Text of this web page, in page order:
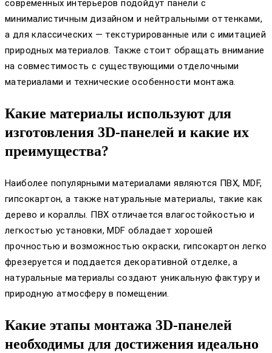
современных интерьеров подойдут панели с
минималистичным дизайном и нейтральными оттенками,
а для классических — текстурированные или с имитацией
природных материалов. Также стоит обращать внимание
на совместимость с существующими отделочными
материалами и технические особенности монтажа.
Какие материалы используют для
изготовления 3D-панелей и какие их
преимущества?
Наиболее популярными материалами являются ПВХ, MDF,
гипсокартон, а также натуральные материалы, такие как
дерево и кораллы. ПВХ отличается влагостойкостью и
легкостью установки, MDF обладает хорошей
прочностью и возможностью окраски, гипсокартон легко
фрезеруется и поддается декоративной отделке, а
натуральные материалы создают уникальную фактуру и
природную атмосферу в помещении.
Какие этапы монтажа 3D-панелей
необходимы для достижения идеально